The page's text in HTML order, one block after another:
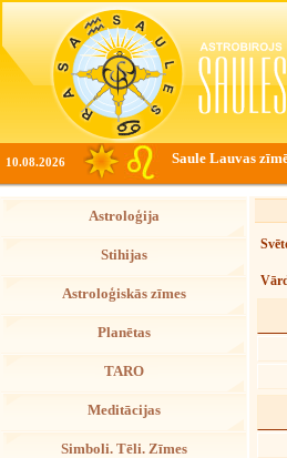
10.08.2026 Saule Lauvas
Astroloģija
Stihijas
Astroloģiskās zīmes
Planētas
TARO
Meditācijas
Simboli. Tēli. Zīmes